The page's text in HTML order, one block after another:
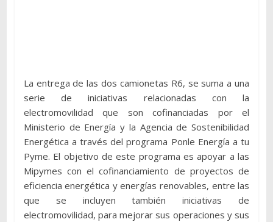
La entrega de las dos camionetas R6, se suma a una
serie de iniciativas relacionadas con la
electromovilidad que son cofinanciadas por el
Ministerio de Energía y la Agencia de Sostenibilidad
Energética a través del programa Ponle Energía a tu
Pyme. El objetivo de este programa es apoyar a las
Mipymes con el cofinanciamiento de proyectos de
eficiencia energética y energías renovables, entre las
que se incluyen también iniciativas de
electromovilidad, para mejorar sus operaciones y sus